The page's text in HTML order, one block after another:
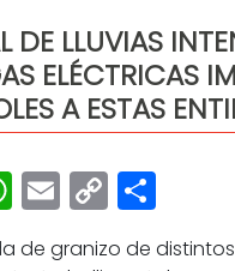
DE LLUVIAS
ELÉCTRICAS
A ESTAS
WhatsApp
Email
Copy
Link
de granizo de